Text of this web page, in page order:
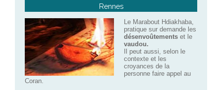
Rennes
Le Marabout Hdiakhaba,
pratique sur demande les
désenvoûtementset le
vaudou.
Il peut aussi, selon le
contexte et les
croyances de la
personne faire appel au
Coran.